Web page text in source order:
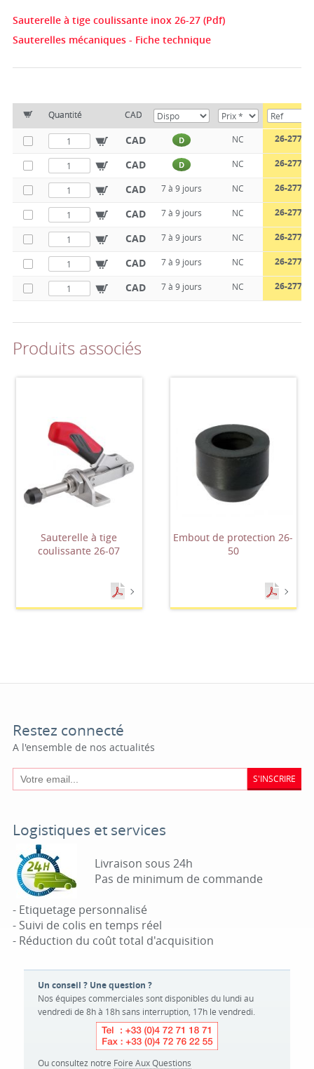
Sauterelle à tige coulissante inox 26-27 (Pdf)
Sauterelles mécaniques - Fiche technique
Quantité CAD
CAD D NC 26-277-00
CAD D NC 26-277-30
CAD 7 à 9 jours NC 26-277-01
CAD 7 à 9 jours NC 26-277-02
CAD 7 à 9 jours NC 26-277-03
CAD 7 à 9 jours NC 26-277-04
CAD 7 à 9 jours NC 26-277-05
Produits associés
Sauterelle à tige
coulissante 26-07
Embout de protection 26-
50
Restez connecté
A l'ensemble de nos actualités
S'INSCRIRE
Logistiques et services
Livraison sous 24h
Pas de minimum de commande
- Etiquetage personnalisé
- Suivi de colis en temps réel
- Réduction du coût total d'acquisition
Un conseil ? Une question ?
Nos équipes commerciales sont disponibles du lundi au
vendredi de 8h à 18h sans interruption, 17h le vendredi.
Ou consultez notre Foire Aux Questions